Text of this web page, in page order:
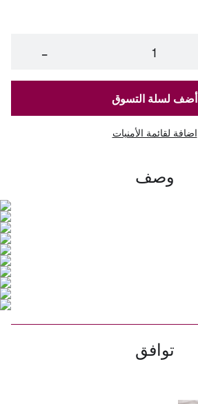
−
أضف لسلة التسوق
اضافة لقائمة الأمنيات
وصف
توافق